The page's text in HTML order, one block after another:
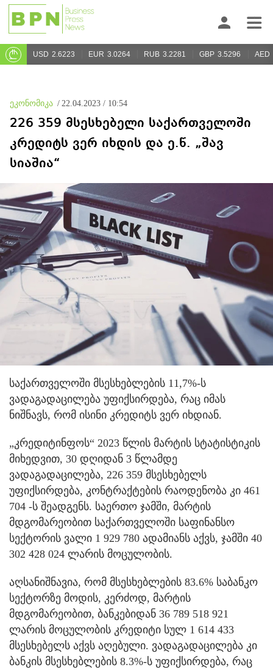
USD 2.6223 EUR 3.0264 RUB 3.2281 GBP 3.5296 AED
ეკონომიკა / 22.04.2023 / 10:54
226 359 მსესხებელი საქართველოში
კრედიტს ვერ იხდის და ე.წ. „შავ
სიაშია“
საქართველოში მსესხებლების 11,7%-ს
ვადაგადაცილება უფიქსირდება, რაც იმას
ნიშნავს, რომ ისინი კრედიტს ვერ იხდიან.
„კრედიტინფოს“ 2023 წლის მარტის სტატისტიკის
მიხედვით, 30 დღიდან 3 წლამდე
ვადაგადაცილება, 226 359 მსესხებელს
უფიქსირდება, კონტრაქტების რაოდენობა კი 461
704 -ს შეადგენს. საერთო ჯამში, მარტის
მდგომარეობით საქართველოში საფინანსო
სექტორის ვალი 1 929 780 ადამიანს აქვს, ჯამში 40
302 428 024 ლარის მოცულობის.
აღსანიშნავია, რომ მსესხებლების 83.6% საბანკო
სექტორზე მოდის, კერძოდ, მარტის
მდგომარეობით, ბანკებიდან 36 789 518 921
ლარის მოცულობის კრედიტი სულ 1 614 433
მსესხებელს აქვს აღებული. ვადაგადაცილება კი
ბანკის მსესხებლების 8.3%-ს უფიქსირდება, რაც